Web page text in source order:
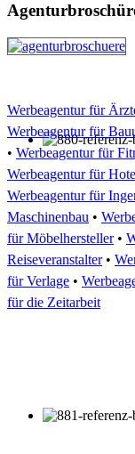
Werbeagentur für
Werbeagentur für
• Werbeagentur für
Werbeagentur für
Werbeagentur für
Maschinenbau •
für Möbelhersteller•
Reiseveranstalter•
für Verlage •
für die Zeitarbeit